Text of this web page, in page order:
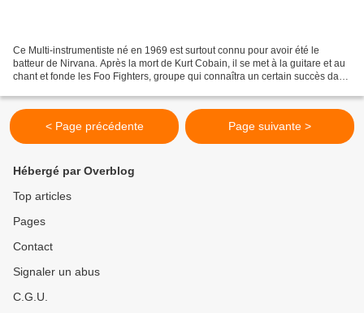
Ce Multi-instrumentiste né en 1969 est surtout connu pour avoir été le
batteur de Nirvana. Après la mort de Kurt Cobain, il se met à la guitare et au
chant et fonde les Foo Fighters, groupe qui connaîtra un certain succès dans
< Page précédente Page suivante >
Hébergé par Overblog
Top articles
Pages
Contact
Signaler un abus
C.G.U.